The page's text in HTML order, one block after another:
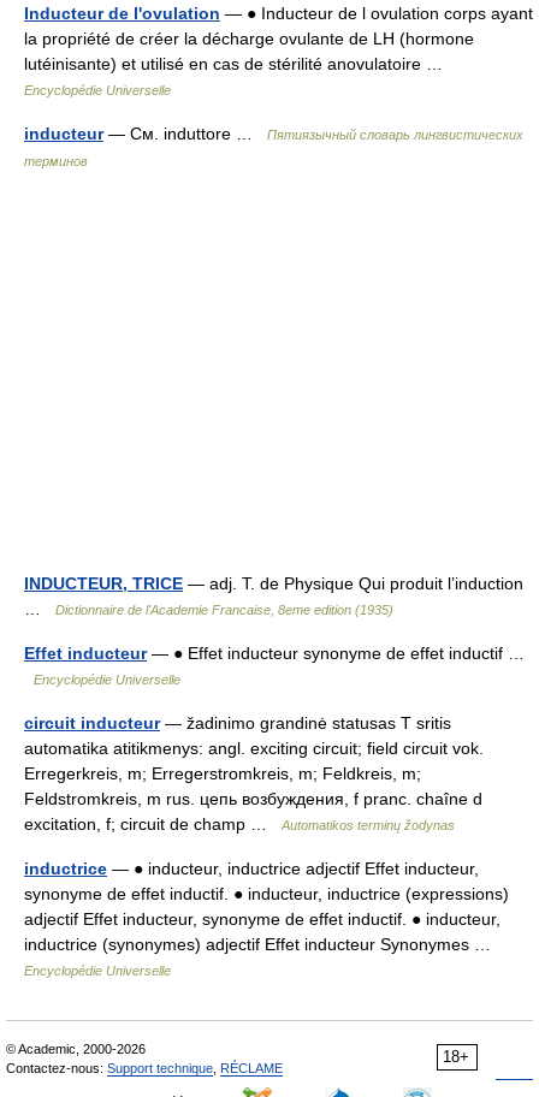
Inducteur de l'ovulation — ● Inducteur de l ovulation corps ayant
la propriété de créer la décharge ovulante de LH (hormone
lutéinisante) et utilisé en cas de stérilité anovulatoire …
Encyclopédie Universelle
inducteur— См. induttore …
Пятиязычный словарь лингвистических
терминов
INDUCTEUR, TRICE — adj. T. de Physique Qui produit l’induction
Dictionnaire de l'Academie Francaise, 8eme edition (1935)
Effet inducteur— ● Effet inducteur synonyme de effet inductif …
Encyclopédie Universelle
circuit inducteur— žadinimo grandinė statusas T sritis
automatika atitikmenys: angl. exciting circuit; field circuit vok.
Erregerkreis, m; Erregerstromkreis, m; Feldkreis, m;
Feldstromkreis, m rus. цепь возбуждения, f pranc. chaîne d
excitation, f; circuit de champ …
Automatikos terminų žodynas
inductrice — ● inducteur, inductrice adjectif Effet inducteur,
synonyme de effet inductif. ● inducteur, inductrice (expressions)
adjectif Effet inducteur, synonyme de effet inductif. ● inducteur,
inductrice (synonymes) adjectif Effet inducteur Synonymes …
Encyclopédie Universelle
18+
© Academic, 2000-2026
Contactez-nous: Support technique RÉCLAME